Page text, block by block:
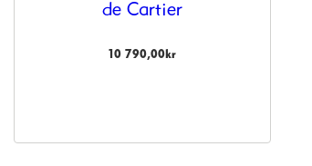
de Cartier
10 790,00 kr